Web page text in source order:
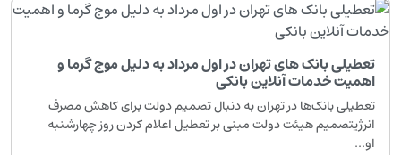
تعطیلی بانک های تهران در اول مرداد به دلیل موج گرما و
اهمیت خدمات آنلاین بانکی
تعطیلی بانک‌ها در تهران به دنبال تصمیم دولت برای کاهش مصرف
انرژیتصمیم هیئت دولت مبنی بر تعطیل اعلام کردن روز چهارشنبه
او...